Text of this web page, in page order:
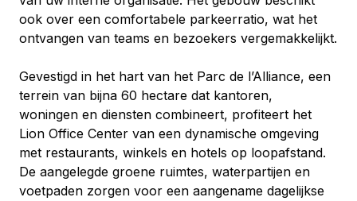
ook over een comfortabele parkeerratio, wat het
ontvangen van teams en bezoekers vergemakkelijkt.
Gevestigd in het hart van het Parc de l’Alliance, een
terrein van bijna 60 hectare dat kantoren,
woningen en diensten combineert, profiteert het
Lion Office Center van een dynamische omgeving
met restaurants, winkels en hotels op loopafstand.
De aangelegde groene ruimtes, waterpartijen en
voetpaden zorgen voor een aangename dagelijkse